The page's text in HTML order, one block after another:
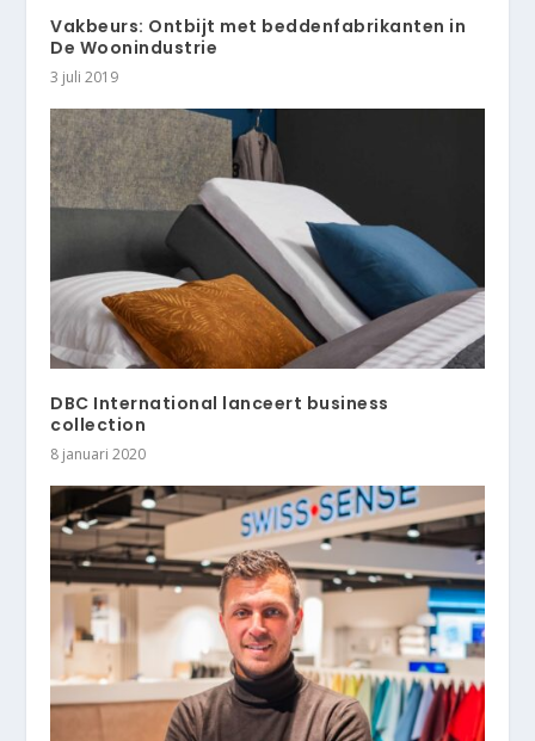
Vakbeurs: Ontbijt met beddenfabrikanten in
De Woonindustrie
3 juli 2019
DBC International lanceert business
collection
8 januari 2020